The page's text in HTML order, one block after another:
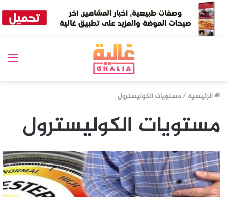
الرئيسية / مستويات الكوليسترول
مستويات الكوليسترول